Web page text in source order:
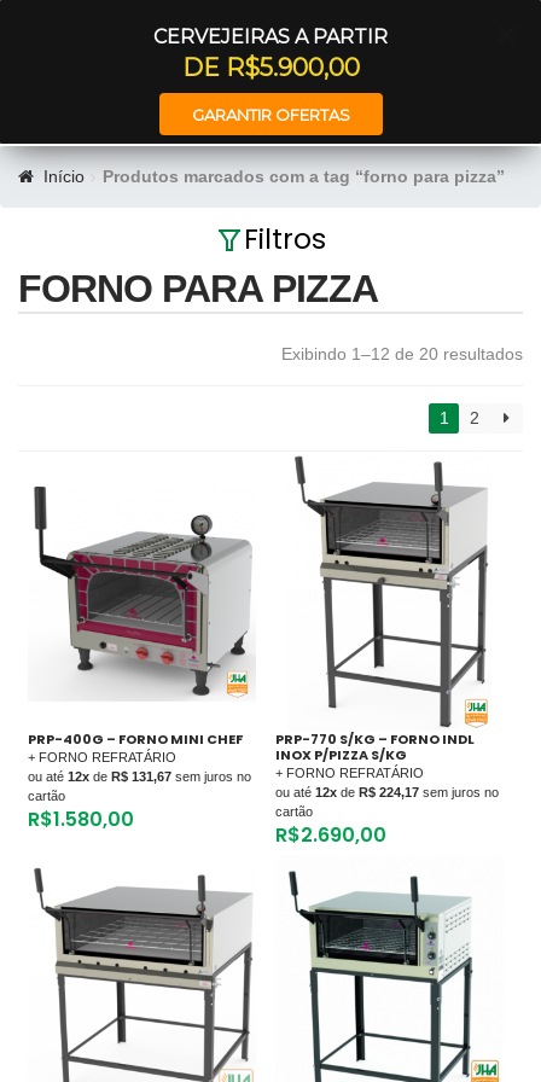
CERVEJEIRAS A PARTIR
DE R$5.900,00
GARANTIR OFERTAS
Início Produtos marcados com a tag “forno para pizza”
Filtros
FORNO PARA PIZZA
Exibindo 1–12 de 20 resultados
1 2
PRP-400G – FORNO MINI CHEF
+ FORNO REFRATÁRIO
ou até 12x de R$ 131,67 sem juros no
cartão
R$1.580,00
PRP-770 S/KG – FORNO INDL
INOX P/PIZZA S/KG
+ FORNO REFRATÁRIO
ou até 12xde R$ 224,17sem juros no
cartão
R$2.690,00